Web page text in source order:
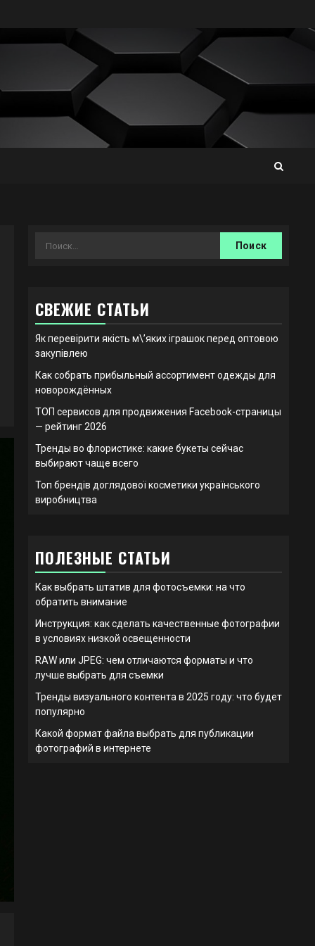
Найти:
СВЕЖИЕ СТАТЬИ
Як перевірити якість м\’яких іграшок перед оптовою
закупівлею
Как собрать прибыльный ассортимент одежды для
новорождённых
ТОП сервисов для продвижения Facebook-страницы
— рейтинг 2026
Тренды во флористике: какие букеты сейчас
выбирают чаще всего
Топ брендів доглядової косметики українського
виробництва
ПОЛЕЗНЫЕ СТАТЬИ
Как выбрать штатив для фотосъемки: на что
обратить внимание
Инструкция: как сделать качественные фотографии
в условиях низкой освещенности
RAW или JPEG: чем отличаются форматы и что
лучше выбрать для съемки
Тренды визуального контента в 2025 году: что будет
популярно
Какой формат файла выбрать для публикации
фотографий в интернете